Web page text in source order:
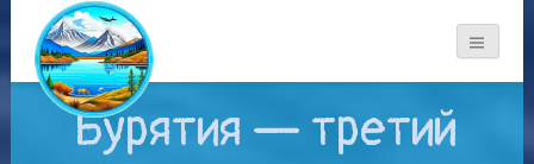
Бурятия — третий